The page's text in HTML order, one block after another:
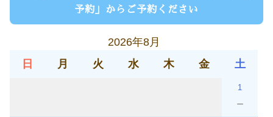
予約」からご予約ください
2026年8月
日
月 火 水 木 金 土
1
－